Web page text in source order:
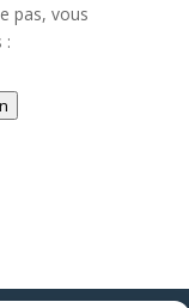
pas, vous
: